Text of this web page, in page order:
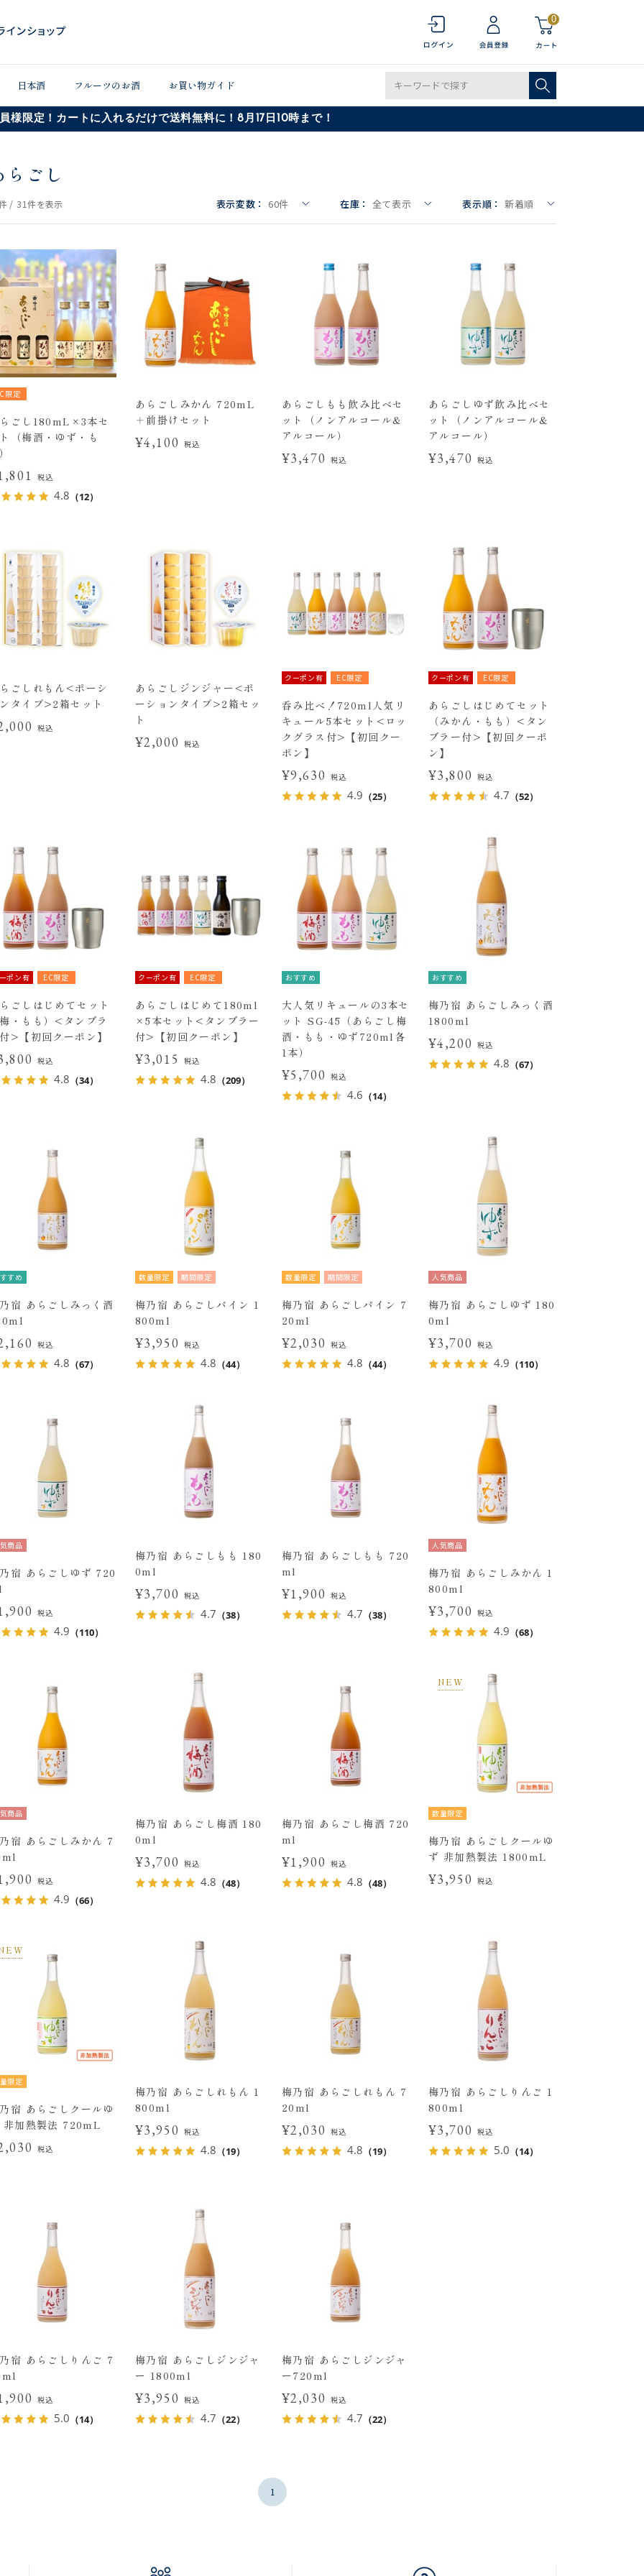
0
日本酒 フルーツのお酒 お買い物ガイド
様限定！カートに入れるだけで送料無料に！8月17日10時まで！
らごし
/ 31件を表示 表示変数： 60件 在庫： 全て表示 表示順： 新着順
限定
ごし180mL×3本セ
（梅酒・ゆず・も
税込
4.8 （12）
あらごしみかん 720mL
＋前掛けセット
¥4,100 税込
あらごしもも飲み比べセ
ット（ノンアルコール&
アルコール）
¥3,470 税込
あらごしゆず飲み比べセ
ット（ノンアルコール&
アルコール）
¥3,470 税込
ごしれもん<ポーシ
タイプ>2箱セット
税込
あらごしジンジャー<ポ
ーションタイプ>2箱セッ
ト
¥2,000 税込
クーポン有 EC限定
呑み比べ！720ml人気リ
キュール5本セット<ロッ
クグラス付>【初回クー
ポン】
¥9,630 税込
4.9 （25）
クーポン有 EC限定
あらごしはじめてセット
（みかん・もも）<タン
ブラー付>【初回クーポ
ン】
¥3,800 税込
4.7 （52）
ポン有 EC限定
ごしはじめてセット
梅・もも）<タンブラ
>【初回クーポン】
税込
4.8 （34）
クーポン有 EC限定
あらごしはじめて180ml
×5本セット<タンブラー
付>【初回クーポン】
¥3,015 税込
4.8 （209）
おすすめ
大人気リキュールの3本セ
ット SG-45（あらごし梅
酒・もも・ゆず720ml各
1本）
¥5,700 税込
4.6 （14）
おすすめ
梅乃宿 あらごしみっく酒
1800ml
¥4,200 税込
4.8 （67）
すめ
宿 あらごしみっく酒
税込
4.8 （67）
数量限定 期間限定
梅乃宿 あらごしパイン 1
800ml
¥3,950 税込
4.8 （44）
数量限定 期間限定
梅乃宿 あらごしパイン 7
20ml
¥2,030 税込
4.8 （44）
人気商品
梅乃宿 あらごしゆず 180
0ml
¥3,700 税込
4.9 （110）
商品
宿 あらごしゆず 720
税込
4.9 （110）
梅乃宿 あらごしもも 180
0ml
¥3,700 税込
4.7 （38）
梅乃宿 あらごしもも 720
ml
¥1,900 税込
4.7 （38）
人気商品
梅乃宿 あらごしみかん 1
800ml
¥3,700 税込
4.9 （68）
商品
宿 あらごしみかん 7
税込
4.9 （66）
梅乃宿 あらごし梅酒 180
0ml
¥3,700 税込
4.8 （48）
梅乃宿 あらごし梅酒 720
ml
¥1,900 税込
4.8 （48）
NEW
数量限定
梅乃宿 あらごしクールゆ
ず 非加熱製法 1800mL
¥3,950 税込
限定
宿 あらごしクールゆ
非加熱製法 720mL
税込
梅乃宿 あらごしれもん 1
800ml
¥3,950 税込
4.8 （19）
梅乃宿 あらごしれもん 7
20ml
¥2,030 税込
4.8 （19）
梅乃宿 あらごしりんご 1
800ml
¥3,700 税込
5.0 （14）
宿 あらごしりんご 7
税込
5.0 （14）
梅乃宿 あらごしジンジャ
ー 1800ml
¥3,950 税込
4.7 （22）
梅乃宿 あらごしジンジャ
ー720ml
¥2,030 税込
4.7 （22）
1